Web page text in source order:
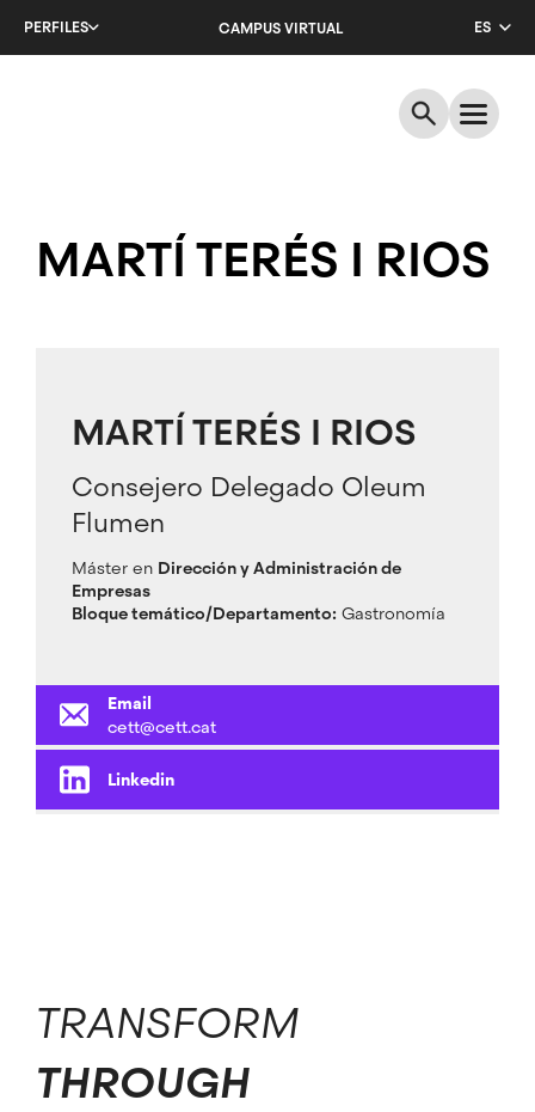
PERFILES CAMPUS VIRTUAL
ES
EN
MARTÍ TERÉS I RIOS
MARTÍ TERÉS I RIOS
Consejero Delegado Oleum
Flumen
Máster en Dirección y Administración de
Empresas
Bloque temático/Departamento: Gastronomía
Email
cett@cett.cat
Linkedin
TRANSFORM
THROUGH